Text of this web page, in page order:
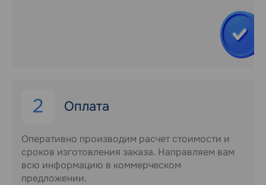
2 Оплата
Оперативно производим расчет стоимости и
сроков изготовления заказа. Направляем вам
всю информацию в коммерческом
предложении.